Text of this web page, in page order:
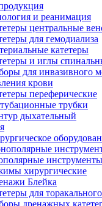
и реанимация
центральные
для гемодиализа
катетеры
и иглы
для инвазивного
крови
переферические
трубки
дыхательный
инструменты
хирургические
Блейка
для
дренажных